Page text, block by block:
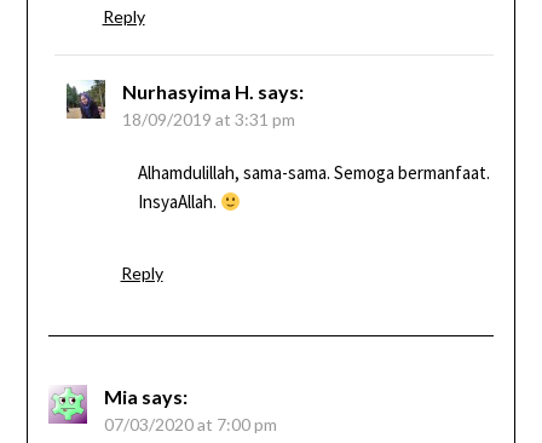
Reply
Nurhasyima H. says:
18/09/2019 at 3:31 pm
Alhamdulillah, sama-sama. Semoga bermanfaat.
InsyaAllah.
Reply
Mia says:
07/03/2020 at 7:00 pm